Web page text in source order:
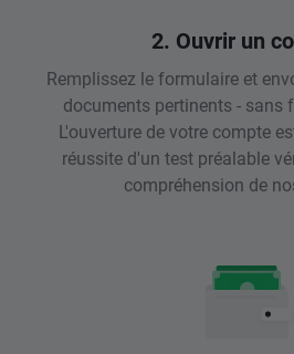
2. Ouvrir un
Remplissez le formulaire et
documents pertinents - sans
L'ouverture de votre compte
réussite d'un test préalable
compréhension de